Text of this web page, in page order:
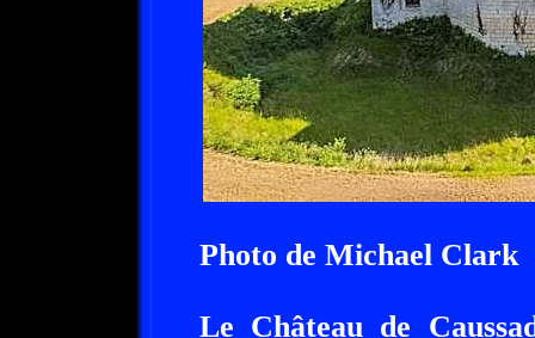
Photo de Michael Clark
Le Château de